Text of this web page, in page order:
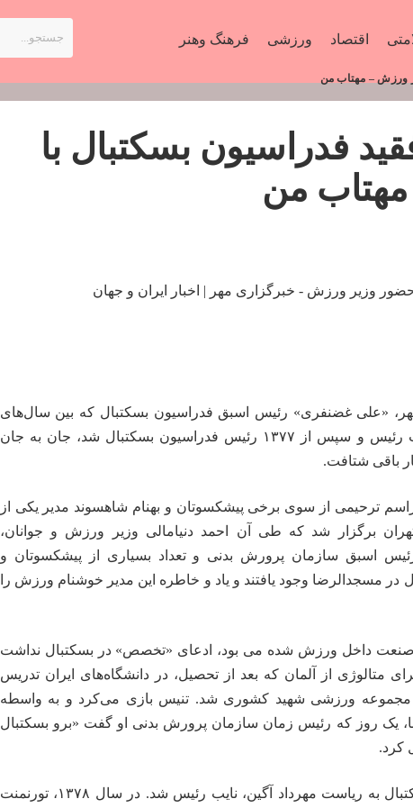
اقتصاد ورزشی فرهنگ وهنر
ورزش – مهتاب من
فدراسیون بسکتبال با
من
«علی غضنفری» رئیس اسبق فدراسیون بسکتبال که بین سال‌های
۱۳۷۶ تا ۱۳۸۱ ابتدا نایب رئیس و سپس از ۱۳۷۷ رئیس فدراسیون بسکتبال شد، جان به جان
باقی شتافت.
ترحیمی از سوی برخی پیشکسوتان و بهنام شاهسوند مدیر یکی از
برگزار شد که طی آن احمد دنیامالی وزیر ورزش و جوانان،
اسبق سازمان پرورش بدنی و تعداد بسیاری از پیشکسوتان و
مسجدالرضا وجود یافتند و یاد و خاطره این مدیر خوشنام ورزش را
داخل ورزش شده می بود، ادعای «تخصص» در بسکتبال نداشت
متالوژی از آلمان که بعد از تحصیل، در دانشگاه‌های ایران تدریس
ورزشی شهید کشوری شد. تنیس بازی می‌کرد و به واسطه
یک روز که رئیس زمان سازمان پرورش بدنی او گفت «برو بسکتبال
کرد.
مدتی در فدراسیون بسکتبال به ریاست مهرداد آگین، نایب رئیس شد. در سال ۱۳۷۸، تورنمنت